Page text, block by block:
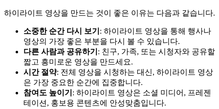
하이라이트 영상을 만드는 것이 좋은 이유는 다음과 같습니다.
소중한 순간 다시 보기 : 하이라이트 영상을 통해 행사나
영상의 가장 좋은 부분을 다시 볼 수 있습니다.
다른 사람과 공유하기 : 친구, 가족, 또는 시청자와 공유할
짧고 흥미로운 영상을 만드세요.
시간 절약: 전체 영상을 시청하는 대신, 하이라이트 영상
은 가장 중요한 순간에 집중합니다.
참여도 높이기 : 하이라이트 영상은 소셜 미디어, 프레젠
테이션, 홍보용 콘텐츠에 안성맞춤입니다.